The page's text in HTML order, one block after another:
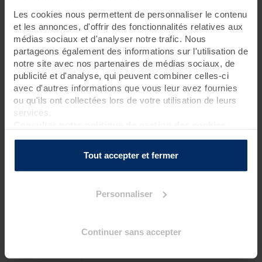
Les cookies nous permettent de personnaliser le contenu
et les annonces, d'offrir des fonctionnalités relatives aux
médias sociaux et d'analyser notre trafic. Nous
partageons également des informations sur l'utilisation de
notre site avec nos partenaires de médias sociaux, de
publicité et d'analyse, qui peuvent combiner celles-ci
avec d'autres informations que vous leur avez fournies
ou qu'ils ont collectées lors de votre utilisation de leurs
services.
Tout accepter et fermer
Personnaliser
Continuer sans accepter
1 jour • 2 soins
Envie de découvrir de nouveaux soins spa ? Bénéficiez de ce
rituel haut en saveurs avec ses différents enveloppements
gourmands et rassurants. Rituel possible tous les jours.
Rendez-vous à 8h40 pour une réservation le matin
Rendez-vous à 13h40 pour une réservation l’après-midi
être, nous vous inviterons à contacter la thalasso 48h avant
Programme des soins
1 soin visage découverte Phytomer (20 mn)